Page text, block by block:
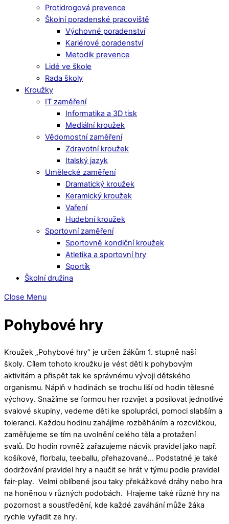
Protidrogová prevence
Školní poradenské pracoviště
Výchovné poradenství
Kariérové poradenství
Metodik prevence
Lidé ve škole
Rada školy
Kroužky
IT zaměření
Informatika a 3D tisk
Mediální kroužek
Vědomostní zaměření
Zdravotní kroužek
Italský jazyk
Umělecké zaměření
Dramatický kroužek
Keramický kroužek
Vaření
Hudební kroužek
Sportovní zaměření
Sportovně kondiční kroužek
Atletika a sportovní hry
Sportík
Školní družina
Close Menu
Pohybové hry
Kroužek „Pohybové hry“ je určen žákům 1. stupně naší
školy. Cílem tohoto kroužku je vést děti k pohybovým
aktivitám a přispět tak ke správnému vývoji dětského
organismu. Náplň v hodinách se trochu liší od hodin tělesné
výchovy. Snažíme se formou her rozvíjet a posilovat jednotlivé
svalové skupiny, vedeme děti ke spolupráci, pomoci slabším a
toleranci. Každou hodinu zahájíme rozběháním a rozcvičkou,
zaměřujeme se tím na uvolnění celého těla a protažení
svalů. Do hodin rovněž zařazujeme nácvik pravidel jako např.
košíkové, florbalu, teeballu, přehazované… Podstatné je také
dodržování pravidel hry a naučit se hrát v týmu podle pravidel
fair-play. Velmi oblíbené jsou taky překážkové dráhy nebo hra
na honěnou v různých podobách. Hrajeme také různé hry na
pozornost a soustředění, kde každé zaváhání může žáka
rychle vyřadit ze hry.